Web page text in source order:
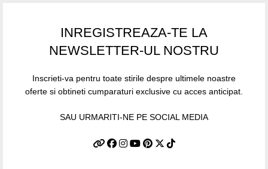
INREGISTREAZA-TE LA
NEWSLETTER-UL NOSTRU
Inscrieti-va pentru toate stirile despre ultimele noastre
oferte si obtineti cumparaturi exclusive cu acces anticipat.
SAU URMARITI-NE PE SOCIAL MEDIA